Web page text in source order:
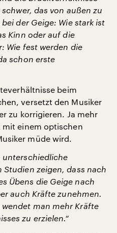
das von außen zu
der Geige: Wie stark ist
Kinn oder auf die
Wie fest werden die
schon erste
beim
versetzt den Musiker
zu korrigieren. Ja mehr
mit einem optischen
müde wird.
unterschiedliche
Studien zeigen, dass nach
Übens die Geige nach
auch Kräfte zunehmen.
man mehr Kräfte
zu erzielen.“